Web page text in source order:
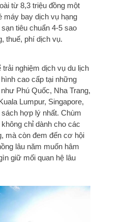
từ 8,3 triệu đồng một
máy bay dịch vụ hạng
tiêu chuẩn 4-5 sao
thuế, phí dịch vụ.
nghiệm dịch vụ du lịch
cao cấp tại những
Phú Quốc, Nha Trang,
Lumpur, Singapore,
hợp lý nhất. Chùm
chỉ dành cho các
mà còn đem đến cơ hội
lâu năm muốn hâm
giữ mối quan hệ lâu